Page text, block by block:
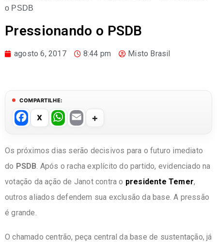
o PSDB
Pressionando o PSDB
agosto 6, 2017 8:44 pm Misto Brasil
COMPARTILHE:
F
a
c
e
b
o
o
W
h
at
s
A
p
E
ail
Os próximos dias serão decisivos para o futuro imediato
do PSDB. Após o racha explícito do partido, evidenciado na
votação da ação de Janot contra o presidente Temer,
outros aliados defendem sua exclusão da base. A pressão
é grande.
O chamado centrão, peça central da base de sustentação, já